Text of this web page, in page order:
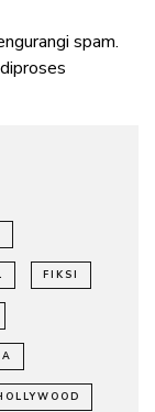
spam.
FIKSI